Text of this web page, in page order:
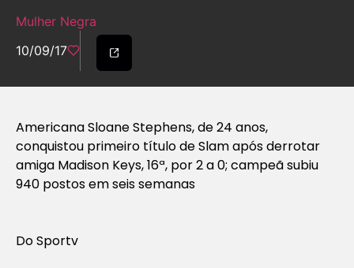
Mulher Negra
10/09/17
Americana Sloane Stephens, de 24 anos,
conquistou primeiro título de Slam após derrotar
amiga Madison Keys, 16ª, por 2 a 0; campeã subiu
940 postos em seis semanas
Do Sportv